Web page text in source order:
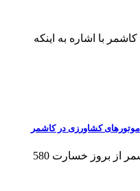
با اشاره به اینکه
کاشمر خبر: مدیر جهاد کشاورزی کاشمر از بروز خسارت 580